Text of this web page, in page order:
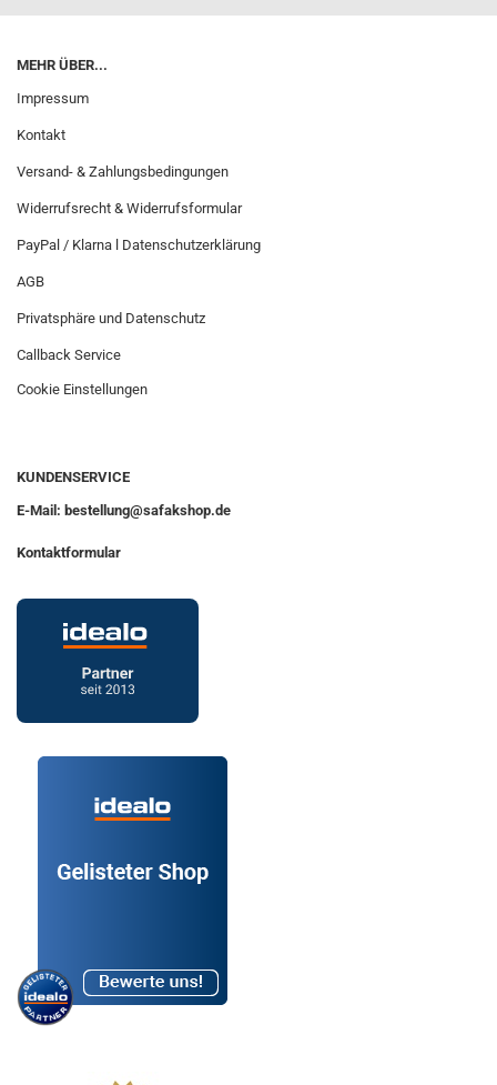
MEHR ÜBER...
Impressum
Kontakt
Versand- & Zahlungsbedingungen
Widerrufsrecht & Widerrufsformular
PayPal / Klarna l Datenschutzerklärung
AGB
Privatsphäre und Datenschutz
Callback Service
Cookie Einstellungen
KUNDENSERVICE
E-Mail: bestellung@safakshop.de
Kontaktformular